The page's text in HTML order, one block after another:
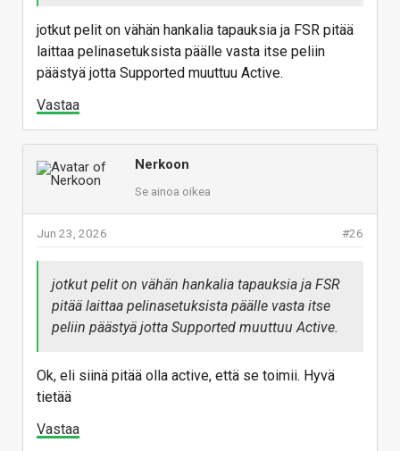
jotkut pelit on vähän hankalia tapauksia ja FSR pitää
laittaa pelinasetuksista päälle vasta itse peliin
päästyä jotta Supported muuttuu Active.
Vastaa
Nerkoon
Se ainoa oikea
#26
Jun 23, 2026
jotkut pelit on vähän hankalia tapauksia ja FSR
pitää laittaa pelinasetuksista päälle vasta itse
peliin päästyä jotta Supported muuttuu Active.
Ok, eli siinä pitää olla active, että se toimii. Hyvä
tietää
Vastaa